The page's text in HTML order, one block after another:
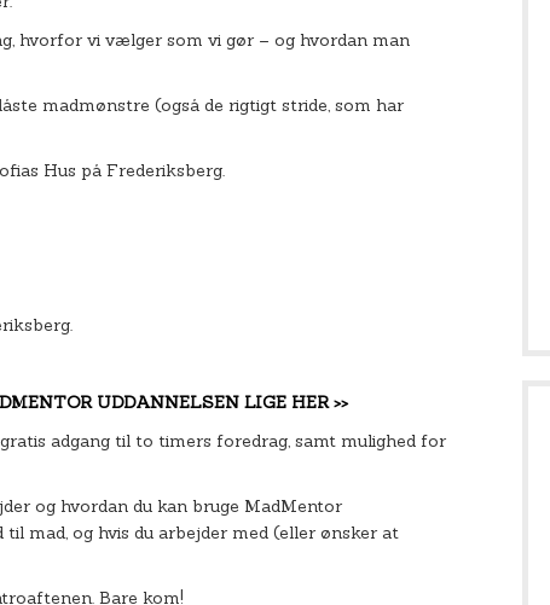
hvorfor vi vælger som vi gør – og hvordan man
madmønstre (også de rigtigt stride, som har
Hus på Frederiksberg.
UDDANNELSEN LIGE HER >>
adgang til to timers foredrag, samt mulighed for
og hvordan du kan bruge MadMentor
mad, og hvis du arbejder med (eller ønsker at
Bare kom!